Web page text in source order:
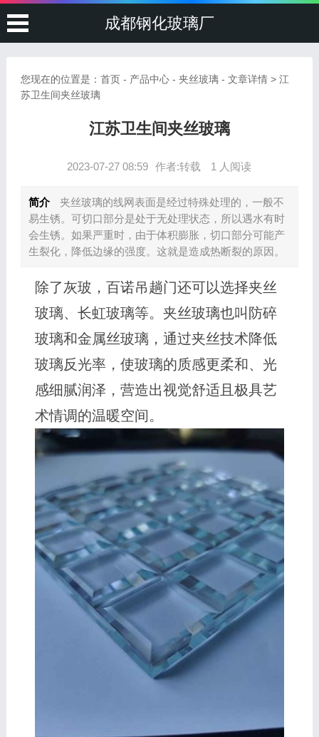
成都钢化玻璃厂
您现在的位置是： 首页- 产品中心- 夹丝玻璃- 文章详情 > 江
苏卫生间夹丝玻璃
江苏卫生间夹丝玻璃
2023-07-27 08:59 作者:转载 1 人阅读
简介
夹丝玻璃的线网表面是经过特殊处理的，一般不
易生锈。可切口部分是处于无处理状态，所以遇水有时
会生锈。如果严重时，由于体积膨胀，切口部分可能产
生裂化，降低边缘的强度。这就是造成热断裂的原因。
除了灰玻，百诺吊趟门还可以选择夹丝
玻璃、长虹玻璃等。夹丝玻璃也叫防碎
玻璃和金属丝玻璃，通过夹丝技术降低
玻璃反光率，使玻璃的质感更柔和、光
感细腻润泽，营造出视觉舒适且极具艺
术情调的温暖空间。